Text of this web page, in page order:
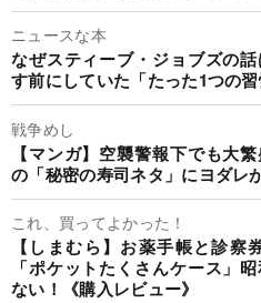
ニュースな本
なぜスティーブ・ジョブズの
す前にしていた「たった1つの習
戦争めし
【マンガ】空襲警報下でも大
の「秘密の寿司ネタ」にヨダレ
これ、買ってよかった！
【しまむら】お薬手帳と診察
「ポケットたくさんケース」
ない！《購入レビュー》